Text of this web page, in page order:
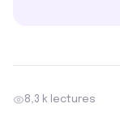
8,3 k lectures